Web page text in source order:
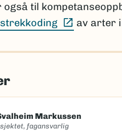
til
(Ekstern
av arter
Markussen
fagansvarlig